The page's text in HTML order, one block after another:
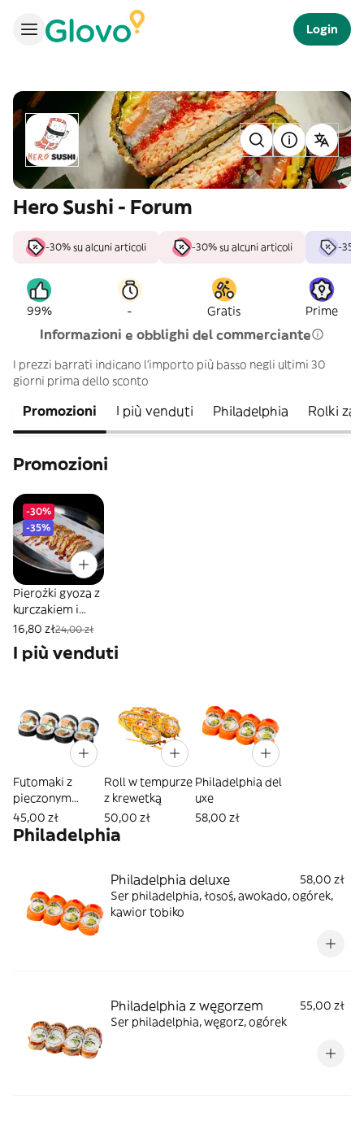
Login
Hero Sushi - Forum
-30% su alcuni articoli -30% su alcuni articoli -
99% - Gratis Prime
Informazioni e obblighi del commerciante
I prezzi barrati indicano l’importo più basso negli ultimi 30
giorni prima dello sconto
Promozioni I più venduti Philadelphia Rolki
Promozioni
-30%
-35%
Pierożki gyoza z
kurczakiem i
grzybami
16,80 zł24,00 zł
I più venduti
Futomaki z
pieczonym
łososiem
45,00 zł
Roll w tempurze
z krewetką
50,00 zł
Philadelphia del
uxe
58,00 zł
Philadelphia
Philadelphia deluxe
58,00 zł
Ser philadelphia, łosoś, awokado, ogórek,
kawior tobiko
Philadelphia z węgorzem
55,00 zł
Ser philadelphia, węgorz, ogórek